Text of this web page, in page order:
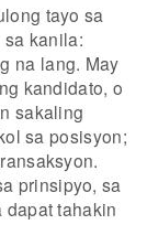
tayo sa
sa kanila:
na lang. May
kandidato, o
sakaling
sa posisyon;
prinsipyo, sa
tahakin